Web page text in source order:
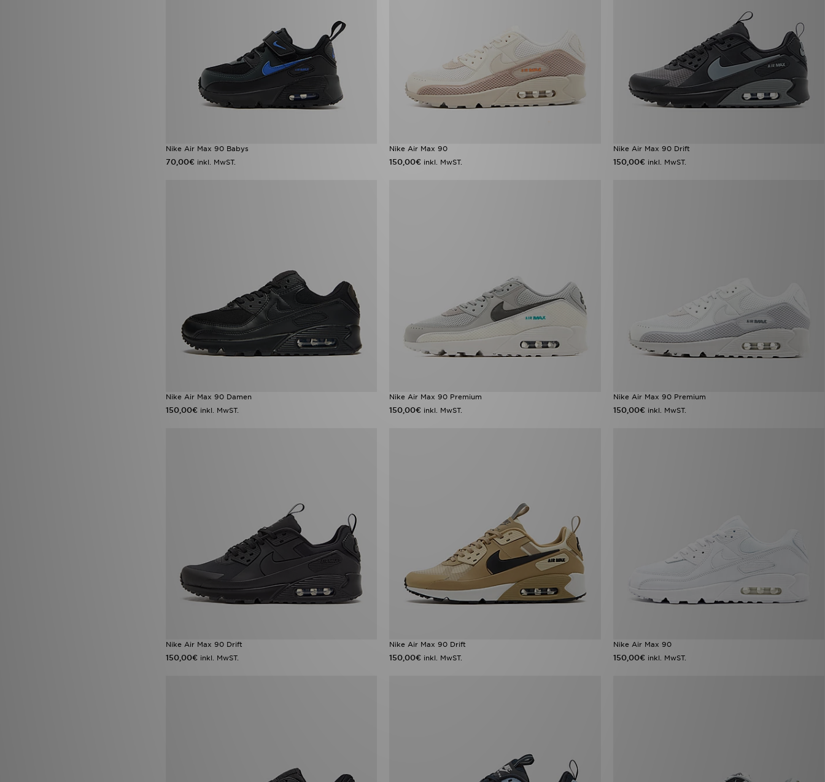
Nike Air Max 90 Babys
70,00€ inkl. MwST.
Nike Air Max 90
150,00€ inkl. MwST.
Nike Air Max 90 Drift
150,00€ inkl. MwST.
Nike Air Max 90 Damen
150,00€ inkl. MwST.
Nike Air Max 90 Premium
150,00€ inkl. MwST.
Nike Air Max 90 Premium
150,00€ inkl. MwST.
Nike Air Max 90 Drift
150,00€ inkl. MwST.
Nike Air Max 90 Drift
150,00€ inkl. MwST.
Nike Air Max 90
150,00€ inkl. MwST.